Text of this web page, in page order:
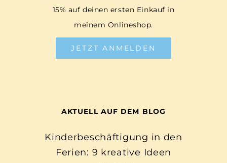
15% auf deinen ersten Einkauf in
meinem Onlineshop.
JETZT ANMELDEN
AKTUELL AUF DEM BLOG
Kinderbeschäftigung in den
Ferien: 9 kreative Ideen